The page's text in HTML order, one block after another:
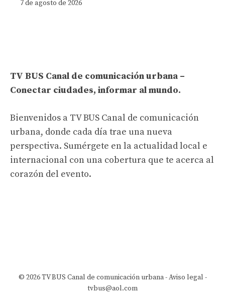
7 de agosto de 2026
TV BUS Canal de comunicación urbana –
Conectar ciudades, informar al mundo.
Bienvenidos a TV BUS Canal de comunicación
urbana, donde cada día trae una nueva
perspectiva. Sumérgete en la actualidad local e
internacional con una cobertura que te acerca al
corazón del evento.
© 2026 TV BUS Canal de comunicación urbana -Aviso legal -
tvbus@aol.com